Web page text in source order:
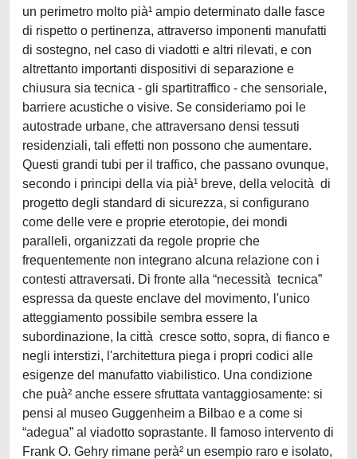
un perimetro molto pià¹ ampio determinato dalle fasce
di rispetto o pertinenza, attraverso imponenti manufatti
di sostegno, nel caso di viadotti e altri rilevati, e con
altrettanto importanti dispositivi di separazione e
chiusura sia tecnica - gli spartitraffico - che sensoriale,
barriere acustiche o visive. Se consideriamo poi le
autostrade urbane, che attraversano densi tessuti
residenziali, tali effetti non possono che aumentare.
Questi grandi tubi per il traffico, che passano ovunque,
secondo i principi della via pià¹ breve, della velocità di
progetto degli standard di sicurezza, si configurano
come delle vere e proprie eterotopie, dei mondi
paralleli, organizzati da regole proprie che
frequentemente non integrano alcuna relazione con i
contesti attraversati. Di fronte alla “necessità tecnica”
espressa da queste enclave del movimento, l'unico
atteggiamento possibile sembra essere la
subordinazione, la città cresce sotto, sopra, di fianco e
negli interstizi, l'architettura piega i propri codici alle
esigenze del manufatto viabilistico. Una condizione
che puà² anche essere sfruttata vantaggiosamente: si
pensi al museo Guggenheim a Bilbao e a come si
“adegua” al viadotto soprastante. Il famoso intervento di
Frank O. Gehry rimane perà² un esempio raro e isolato,